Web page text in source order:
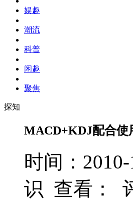
娱趣
潮流
科普
闲趣
聚焦
探知
MACD+KDJ配合使
时间：
识 查看：